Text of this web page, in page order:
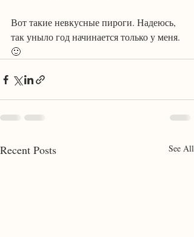
Вот такие невкусные пироги. Надеюсь,
так уныло год начинается только у меня.
🙂
Recent Posts See All